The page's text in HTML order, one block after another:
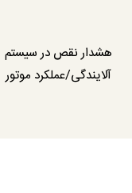
هشدار نقص در سیستم
آلایندگی/عملکرد موتور